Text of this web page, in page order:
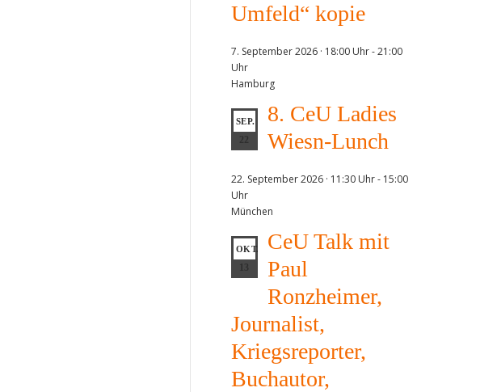
Umfeld“ kopie
7. September 2026 · 18:00 Uhr-21:00
Uhr
Hamburg
SEP.
22
8. CeU Ladies
Wiesn-Lunch
22. September 2026 · 11:30 Uhr- 15:00
Uhr
München
OKT.
CeU Talk mit
Paul
Ronzheimer,
Journalist,
Kriegsreporter,
Buchautor,